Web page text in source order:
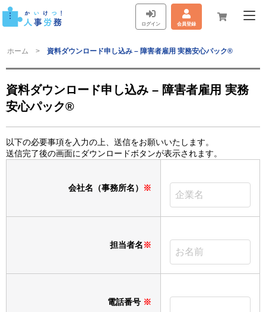
ログイン 会員登録
ホーム 資料ダウンロード申し込み – 障害者雇用 実務安心パック®
資料ダウンロード申し込み – 障害者雇用 実務
安心パック®
以下の必要事項を入力の上、送信をお願いいたします。
送信完了後の画面にダウンロードボタンが表示されます。
会社名（事務所名） ※
担当者名※
電話番号 ※